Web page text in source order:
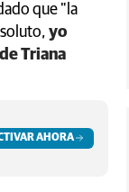
que "la
yo
Triana
AHORA